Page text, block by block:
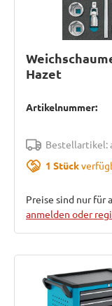
Hazet
Artikelnummer:
Bestellartikel:
1 Stück
Preise sind nur für
anmelden oder